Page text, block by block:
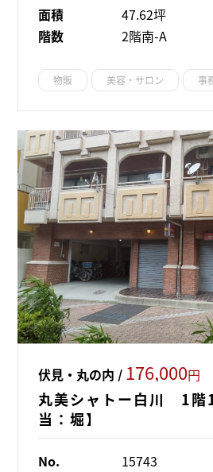
面積
47.62坪
階数
2階南-A
物販 美容・サロン 事
伏見・丸の内 / 176,000円
丸美シャトー白川 1
当：堀】
No.
15743